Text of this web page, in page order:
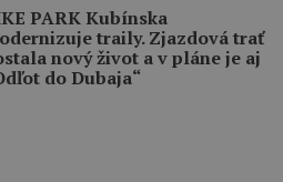
PARK Kubínska
traily. Zjazdová trať
nový život a v pláne je aj
do Dubaja“